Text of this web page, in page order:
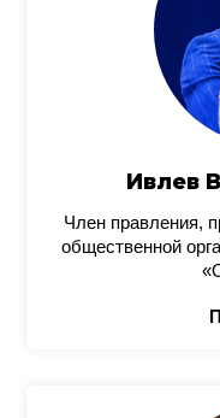
Ивлев
Член правления,
общественной